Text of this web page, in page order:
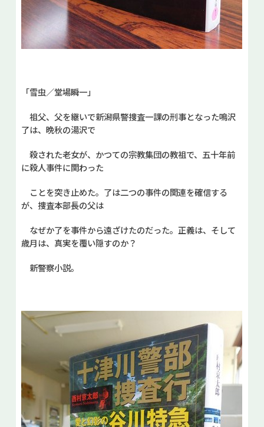
「雪虫／堂場瞬一」
祖父、父を継いで新潟県警捜査一課の刑事となった鳴沢
了は、晩秋の湯沢で
殺された老女が、かつての宗教集団の教祖で、五十年前
に殺人事件に関わった
ことを突き止めた。了は二つの事件の関連を確信する
が、捜査本部長の父は
なぜか了を事件から遠ざけたのだった。正義は、そして
歳月は、真実を覆い隠すのか？
新警察小説。